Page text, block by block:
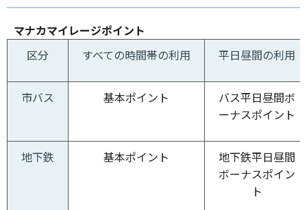
マナカマイレージポイント
区分
すべての時間帯の利用 平日昼間の利用
市バス 基本ポイント
バス平日昼間ボ
ーナスポイント
地下鉄 基本ポイント
地下鉄平日昼間
ボーナスポイン
ト